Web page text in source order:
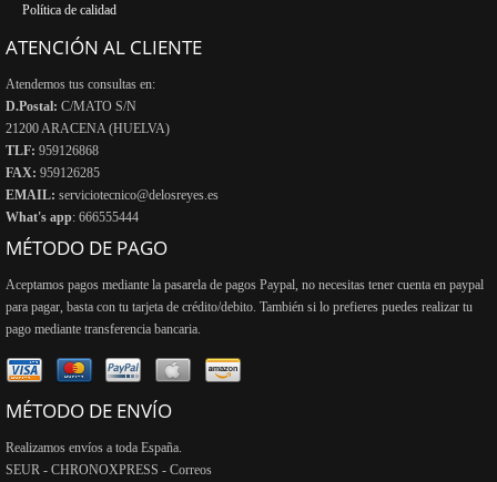
Política de calidad
ATENCIÓN AL CLIENTE
Atendemos tus consultas en:
D.Postal: C/MATO S/N
21200 ARACENA (HUELVA)
TLF: 959126868
FAX: 959126285
EMAIL: serviciotecnico@delosreyes.es
What's app: 666555444
MÉTODO DE PAGO
Aceptamos pagos mediante la pasarela de pagos Paypal, no necesitas tener cuenta en paypal
para pagar, basta con tu tarjeta de crédito/debito. También si lo prefieres puedes realizar tu
pago mediante transferencia bancaria.
MÉTODO DE ENVÍO
Realizamos envíos a toda España.
SEUR - CHRONOXPRESS - Correos